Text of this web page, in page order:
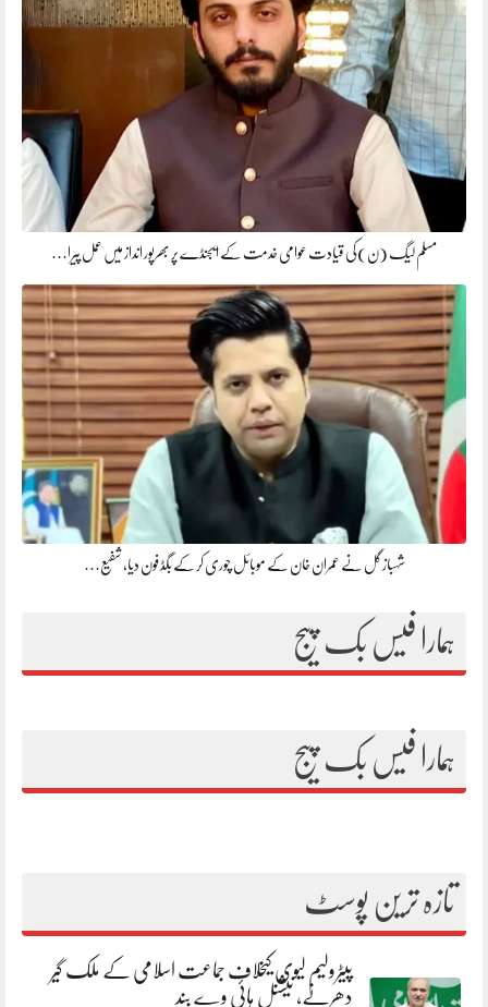
مسلم لیگ (ن)کی قیادت عوامی خدمت کے ایجنڈے پر بھرپور انداز میں عمل پیرا…
شہباز گل نے عمران خان کے موبائل چوری کر کے بگڈ فون دیا، شفیع…
ہمارا فیس بک پیج
ہمارا فیس بک پیج
تازہ ترین پوسٹ
پیٹرولیم لیوی کیخلاف جماعت اسلامی کے ملک گیر
دھرنے، نیشنل ہائی وے بند